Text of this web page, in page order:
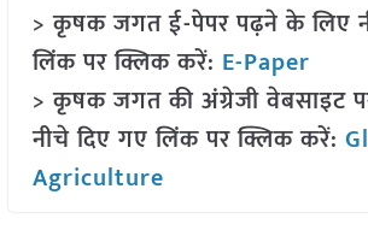
> कृषक जगत ई-पेपर पढ़ने के लिए
लिंक पर क्लिक करें: E-Paper
> कृषक जगत की अंग्रेजी वेबसाइट
नीचे दिए गए लिंक पर क्लिक करें:
Agriculture